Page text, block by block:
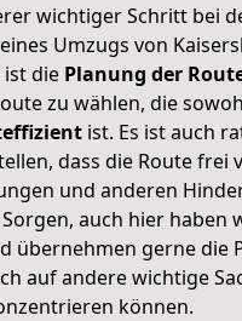
wichtiger Schritt bei
Umzugs von
diePlanung der
zu wählen, die
ist. Es ist auch
dass die Route frei
und anderen
auch hier haben
übernehmen gerne die
auf andere wichtige
können.